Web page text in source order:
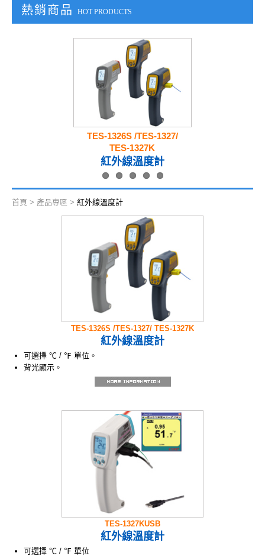
熱銷商品 HOT PRODUCTS
TES-1326S /TES-1327/
TES-1327K
紅外線溫度計
首頁 > 產品專區 > 紅外線溫度計
TES-1326S /TES-1327/ TES-1327K
紅外線溫度計
可選擇 ℃ / ℉ 單位。
背光顯示。
發射率可調整(1327/1327K)
可設定高低警戒點蜂鳴器響聲警示。(1327/1327K)
TES-1327KUSB
紅外線溫度計
可選擇 ℃ / ℉ 單位